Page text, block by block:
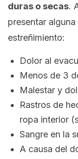
duras o secas.
presentar
estreñimiento:
Dolor al
Menos de 3
Malestar y
Rastros de
ropa interior
Sangre en la
A causa del